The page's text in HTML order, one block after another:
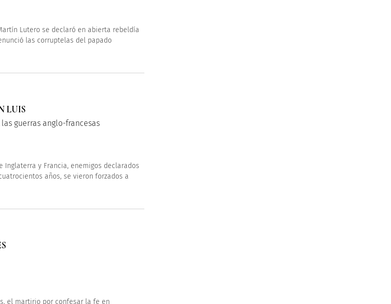
Lutero se declaró en abierta rebeldía
las corruptelas del papado
LUIS
guerras anglo-francesas
Inglaterra y Francia, enemigos declarados
años, se vieron forzados a
el martirio por confesar la fe en